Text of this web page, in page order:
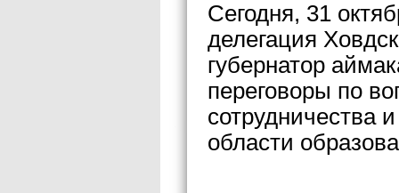
Сегодня, 31
делегация
губернатор
переговоры по
сотрудничества
области